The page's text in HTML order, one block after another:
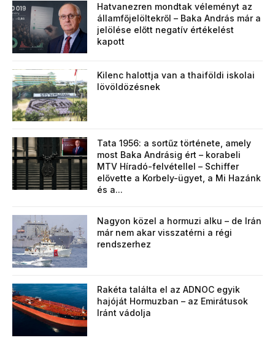
Hatvanezren mondtak véleményt az
államfőjelöltekről – Baka András már a
jelölése előtt negatív értékelést
kapott
Kilenc halottja van a thaiföldi iskolai
lövöldözésnek
Tata 1956: a sortűz története, amely
most Baka Andrásig ért – korabeli
MTV Híradó-felvétellel – Schiffer
elővette a Korbely-ügyet, a Mi Hazánk
és a...
Nagyon közel a hormuzi alku – de Irán
már nem akar visszatérni a régi
rendszerhez
Rakéta találta el az ADNOC egyik
hajóját Hormuzban – az Emirátusok
Iránt vádolja